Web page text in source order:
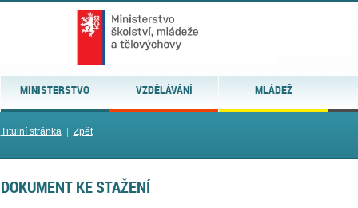
MINISTERSTVO VZDĚLÁVÁNÍ MLÁDEŽ
Titulní stránka| Zpět
DOKUMENT KE STAŽENÍ